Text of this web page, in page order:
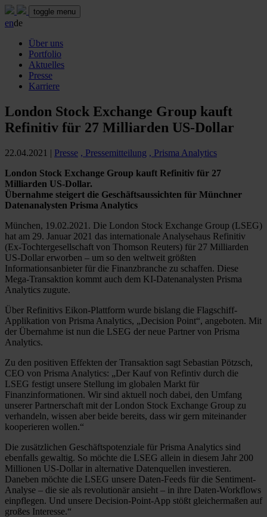
toggle menu
ende
Über uns
Portfolio
Aktuelles
Presse
Karriere
London Stock Exchange Group kauft
Refinitiv für 27 Milliarden US-Dollar
22.04.2021 | Presse , Pressemitteilung , Prisma Analytics
London Stock Exchange Group kauft Refinitiv für 27
Milliarden US-Dollar.
Übernahme steigert die Geschäftsaussichten für Münchner
Datenanalysten Prisma Analytics
München, 19.02.2021. Die London Stock Exchange Group (LSEG)
hat am 29. Januar 2021 das internationale Analysehaus Refinitiv
(Ex-Tochtergesellschaft von Thomson Reuters) für 27 Milliarden
US-Dollar erworben – um so den weltweit größten
Informationsanbieter für die Finanzbranche zu schaffen. Diese
Mega-Transaktion kommt auch dem KI-Datenanalysten Prisma
Analytics zugute.
Über Refinitivs Eikon-Plattform wurde bislang die Flagschiff-
Applikation von Prisma Analytics, „Decision Point“, angeboten. Mit
der Übernahme ist nun die LSEG der neue Partner von Prisma
Analytics.
Zu den positiven Effekten der Transaktion sagt Sebastian Pötzsch,
CEO von Prisma Analytics: „Der Kauf von Refintiv durch die
LSEG festigt unsere Stellung im globalen Markt für
Finanzinformationen. Wir sind aktuell noch dabei, den Umfang
unserer Partnerschaft mit der London Stock Exchange Group zu
verhandeln, wissen aber beide bereits, dass wir gern miteinander
kooperieren wollen.“
Die zusätzlichen Geschäftspotenziale für Prisma Analytics sind
ebenfalls gewaltig. So möchte die LSEG allein in diesem Jahr 200
Millionen US-Dollar in alternative Datenquellen investieren.
Daneben möchte die LSEG unsere Daten-Feeds für die Sentiment-
Analyse – die sie als revolutionär ansieht – in ihre Daten-Workflows
einpflegen. Und unsere Decision-Point-App stößt gleichermaßen auf
großes Interesse.“